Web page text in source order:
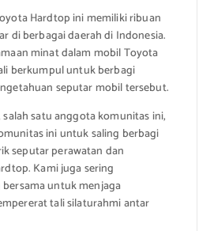
Hardtop ini memiliki ribuan
di berbagai daerah di Indonesia.
minat dalam mobil Toyota
berkumpul untuk berbagi
seputar mobil tersebut.
satu anggota komunitas ini,
ini untuk saling berbagi
seputar perawatan dan
Kami juga sering
untuk menjaga
tali silaturahmi antar